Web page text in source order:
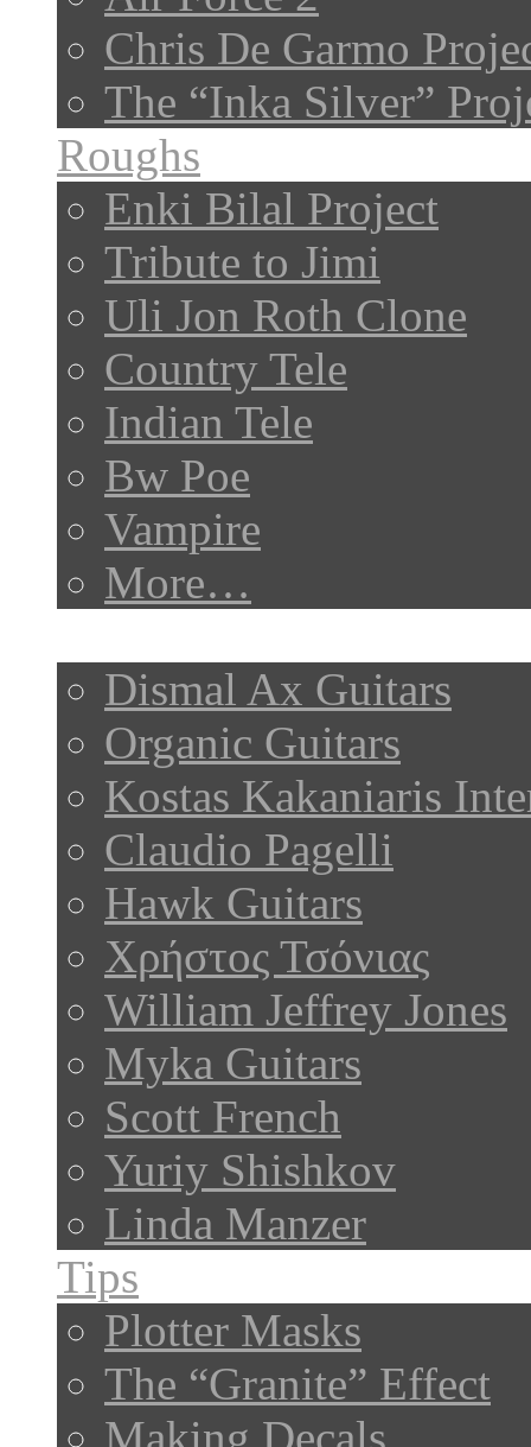
Chris De Garmo
The “Inka Silver”
Roughs
Enki Bilal Project
Tribute to Jimi
Uli Jon Roth Clone
Country Tele
Indian Tele
Bw Poe
Vampire
More…
Dismal Ax Guitars
Organic Guitars
Kostas Kakaniaris
Claudio Pagelli
Hawk Guitars
Χρήστος Τσόνιας
William Jeffrey Jones
Myka Guitars
Scott French
Yuriy Shishkov
Linda Manzer
Tips
Plotter Masks
The “Granite” Effect